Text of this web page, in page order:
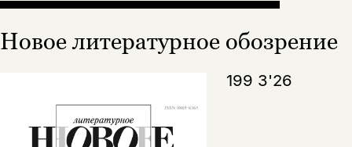
Новое литературное обозрение
199 3'26